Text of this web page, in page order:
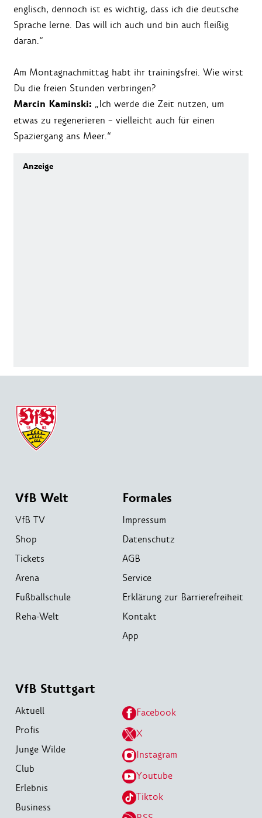
englisch, dennoch ist es wichtig, dass ich die deutsche
Sprache lerne. Das will ich auch und bin auch fleißig
daran.“
Am Montagnachmittag habt ihr trainingsfrei. Wie wirst
Du die freien Stunden verbringen?
Marcin Kaminski: „Ich werde die Zeit nutzen, um
etwas zu regenerieren – vielleicht auch für einen
Spaziergang ans Meer.“
VfB Welt
VfB TV
Shop
Tickets
Arena
Fußballschule
Reha-Welt
Formales
Impressum
Datenschutz
AGB
Service
Erklärung zur Barrierefreiheit
Kontakt
App
VfB Stuttgart
Aktuell
Profis
Junge Wilde
Club
Erlebnis
Business
Facebook
X
Instagram
Youtube
Tiktok